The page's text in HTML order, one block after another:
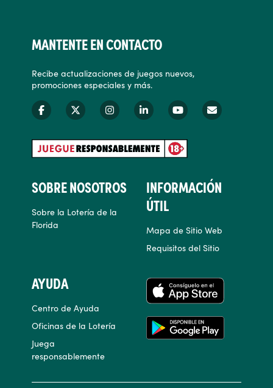
MANTENTE EN CONTACTO
Recibe actualizaciones de juegos nuevos,
promociones especiales y más.
SOBRE NOSOTROS
Sobre la Lotería de la
Florida
INFORMACIÓN
ÚTIL
Mapa de Sitio Web
Requisitos del Sitio
AYUDA
Centro de Ayuda
Oficinas de la Lotería
Juega
responsablemente
APLICACIONES